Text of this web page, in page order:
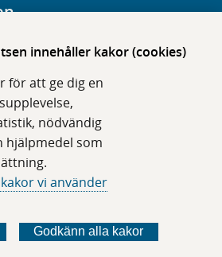
innehåller kakor (cookies)
för att ge dig en
nödvändig
som
vi använder
Godkänn alla kakor